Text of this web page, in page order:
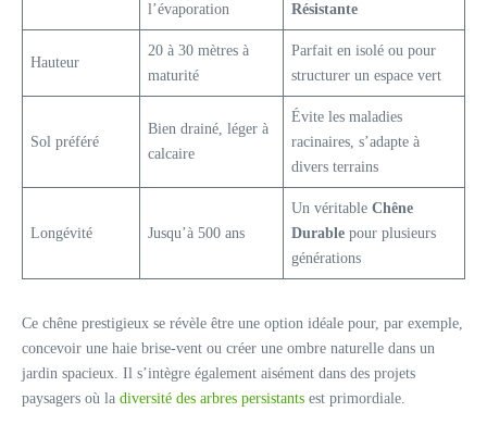
l’évaporation
Résistante
Hauteur
20 à 30 mètres à
maturité
Parfait en isolé ou pour
structurer un espace vert
Sol préféré
Bien drainé, léger à
calcaire
Évite les maladies
racinaires, s’adapte à
divers terrains
Longévité Jusqu’à 500 ans
Un véritable Chêne
Durable pour plusieurs
générations
Ce chêne prestigieux se révèle être une option idéale pour, par exemple,
concevoir une haie brise-vent ou créer une ombre naturelle dans un
jardin spacieux. Il s’intègre également aisément dans des projets
paysagers où la diversité des arbres persistants est primordiale.